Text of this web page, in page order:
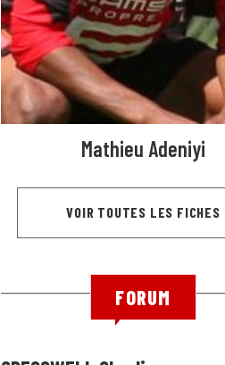
Mathieu Adeniyi
VOIR TOUTES LES FICHES
FORUM